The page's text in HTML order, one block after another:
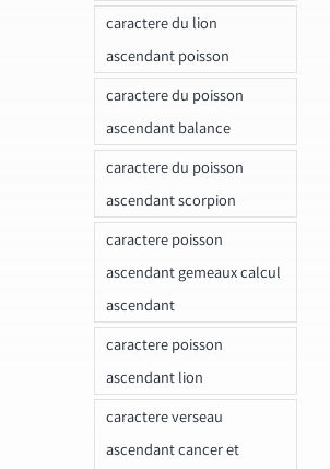
caractere du lion
ascendant poisson
caractere du poisson
ascendant balance
caractere du poisson
ascendant scorpion
caractere poisson
ascendant gemeaux calcul
ascendant
caractere poisson
ascendant lion
caractere verseau
ascendant cancer et